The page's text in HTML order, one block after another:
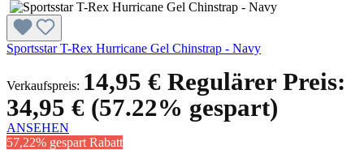
Sportsstar T-Rex Hurricane Gel Chinstrap - Navy
Verkaufspreis: 14,95 € Regulärer Preis:
34,95 € (57.22% gespart)
ANSEHEN
57,22% gespart Rabatt